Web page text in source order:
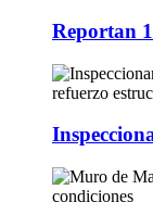
Reportan